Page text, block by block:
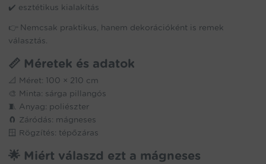
✔️ esztétikus kialakítás
👉 Nemcsak praktikus, hanem dekorációként is remek
választás.
📏 Méretek és adatok
📐 Méret: 100 × 210 cm
🎨 Minta: sárga pillangós
🧵 Anyag: poliészter
🧲 Záródás: mágneses
🪟 Rögzítés: tépőzáras
🌟 Miért válaszd ezt a mágneses